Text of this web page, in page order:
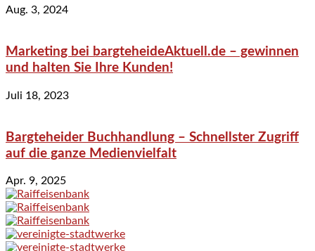
Aug. 3, 2024
Marketing bei bargteheideAktuell.de – gewinnen
und halten Sie Ihre Kunden!
Juli 18, 2023
Bargteheider Buchhandlung – Schnellster Zugriff
auf die ganze Medienvielfalt
Apr. 9, 2025